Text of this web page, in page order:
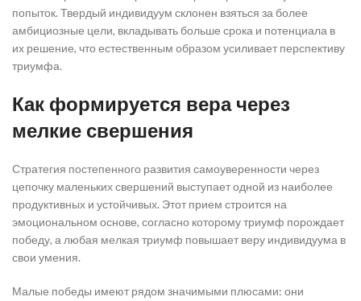
попыток. Твердый индивидуум склонен взяться за более
амбициозные цели, вкладывать больше срока и потенциала в
их решение, что естественным образом усиливает перспективу
триумфа.
Как формируется вера через
мелкие свершения
Стратегия постепенного развития самоуверенности через
цепочку маленьких свершений выступает одной из наиболее
продуктивных и устойчивых. Этот прием строится на
эмоциональном основе, согласно которому триумф порождает
победу, а любая мелкая триумф повышает веру индивидуума в
свои умения.
Малые победы имеют рядом значимыми плюсами: они